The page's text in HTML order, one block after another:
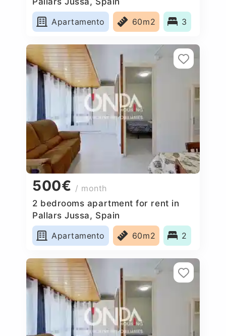
Apartamento
60m2 3
500€ / month
2 bedrooms apartment for rent in
Pallars Jussa, Spain
Apartamento
60m2 2